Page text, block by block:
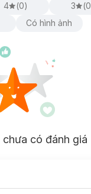
4 (0) 3 (0
Có hình ảnh
chưa có đánh giá